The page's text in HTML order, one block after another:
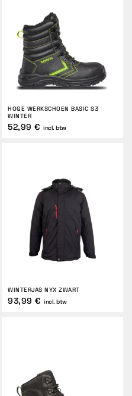
HOGE WERKSCHOEN BASIC S3
WINTER
52,99 € incl. btw
WINTERJAS NYX ZWART
93,99 € incl. btw